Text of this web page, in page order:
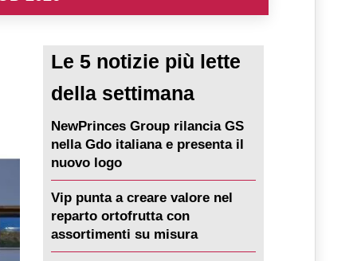
Le 5 notizie più lette
della settimana
NewPrinces Group rilancia GS
nella Gdo italiana e presenta il
nuovo logo
Vip punta a creare valore nel
reparto ortofrutta con
assortimenti su misura